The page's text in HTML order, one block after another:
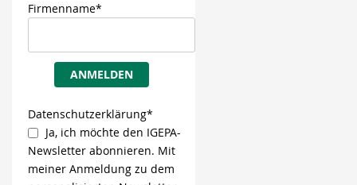
Firmenname*
ANMELDEN
Datenschutzerklärung*
Ja, ich möchte den IGEPA-
Newsletter abonnieren. Mit
meiner Anmeldung zu dem